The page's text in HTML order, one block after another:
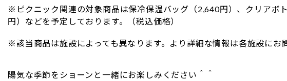
※ピクニック関連の対象商品は保冷保温バッグ（2,640円）、クリアボ
円）などを予定しております。（税込価格）
※該当商品は施設によっても異なります。より詳細な情報は各施設にお
陽気な季節をショーンと一緒にお楽しみください＾＾